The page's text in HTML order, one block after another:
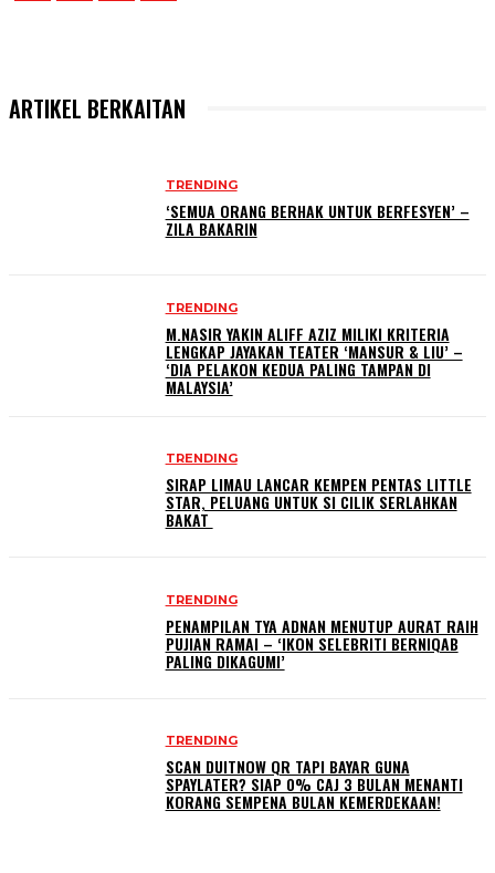
ARTIKEL BERKAITAN
TRENDING
‘SEMUA ORANG BERHAK UNTUK BERFESYEN’ –
ZILA BAKARIN
TRENDING
M.NASIR YAKIN ALIFF AZIZ MILIKI KRITERIA
LENGKAP JAYAKAN TEATER ‘MANSUR & LIU’ –
‘DIA PELAKON KEDUA PALING TAMPAN DI
MALAYSIA’
TRENDING
SIRAP LIMAU LANCAR KEMPEN PENTAS LITTLE
STAR, PELUANG UNTUK SI CILIK SERLAHKAN
BAKAT
TRENDING
PENAMPILAN TYA ADNAN MENUTUP AURAT RAIH
PUJIAN RAMAI – ‘IKON SELEBRITI BERNIQAB
PALING DIKAGUMI’
TRENDING
SCAN DUITNOW QR TAPI BAYAR GUNA
SPAYLATER? SIAP 0% CAJ 3 BULAN MENANTI
KORANG SEMPENA BULAN KEMERDEKAAN!